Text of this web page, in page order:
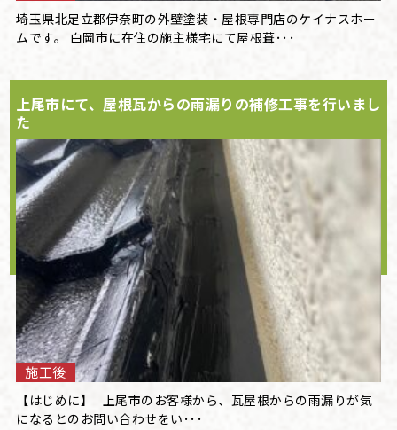
埼玉県北足立郡伊奈町の外壁塗装・屋根専門店のケイナスホー
ムです。 白岡市に在住の施主様宅にて屋根葺･･･
上尾市にて、屋根瓦からの雨漏りの補修工事を行いまし
た
施工後
【はじめに】 上尾市のお客様から、瓦屋根からの雨漏りが気
になるとのお問い合わせをい･･･